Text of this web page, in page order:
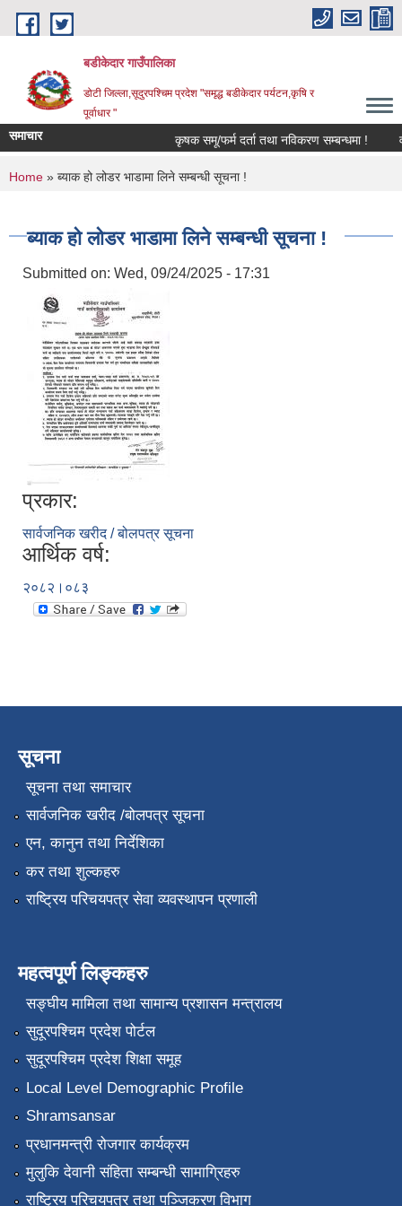
Skip to main content
बडीकेदार गाउँपालिका
डोटी जिल्ला,सूदुरपश्चिम प्रदेश "समृद्ध बडीकेदार पर्यटन,कृषि र
पूर्वाधार "
समाचार कृषक समू/फर्म दर्ता तथा नविकरण सम्बन्धमा !
You are here
Home » ब्याक हो लोडर भाडामा लिने सम्बन्धी सूचना !
ब्याक हो लोडर भाडामा लिने सम्बन्धी सूचना !
Submitted on: Wed, 09/24/2025 - 17:31
प्रकार:
सार्वजनिक खरीद / बोलपत्र सूचना
आर्थिक वर्ष:
२०८२।०८३
सूचना
सूचना तथा समाचार
सार्वजनिक खरीद /बोलपत्र सूचना
एन, कानुन तथा निर्देशिका
कर तथा शुल्कहरु
राष्ट्रिय परिचयपत्र सेवा व्यवस्थापन प्रणाली
महत्वपूर्ण लिङ्कहरु
सङ्‍घीय मामिला तथा सामान्य प्रशासन मन्त्रालय
सुदूरपश्चिम प्रदेश पोर्टल
सुदूरपश्चिम प्रदेश शिक्षा समूह
Local Level Demographic Profile
Shramsansar
प्रधानमन्त्री रोजगार कार्यक्रम
मुलुकि देवानी संहिता सम्बन्धी सामाग्रिहरु
राष्ट्रिय परिचयपत्र तथा पञ्जिकरण विभाग